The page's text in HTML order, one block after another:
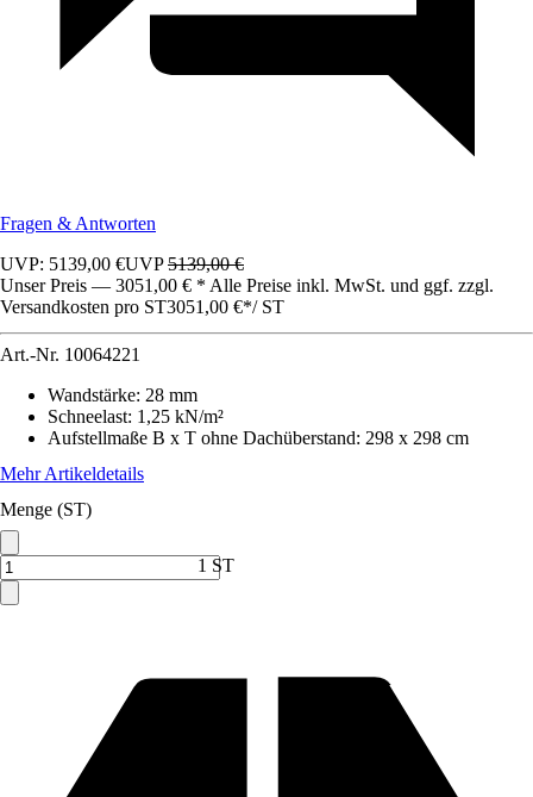
Fragen & Antworten
UVP: 5139,00 €UVP5139,00 €
Unser Preis — 3051,00 € * Alle Preise inkl. MwSt. und ggf. zzgl.
Versandkosten pro ST3051,00 €*/ ST
Art.-Nr. 10064221
Wandstärke: 28 mm
Schneelast: 1,25 kN/m²
Aufstellmaße B x T ohne Dachüberstand: 298 x 298 cm
Mehr Artikeldetails
Menge (ST)
1 ST